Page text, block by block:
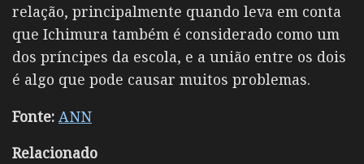
relação, principalmente quando leva em conta
que Ichimura também é considerado como um
dos príncipes da escola, e a união entre os dois
é algo que pode causar muitos problemas.
Fonte: ANN
Relacionado